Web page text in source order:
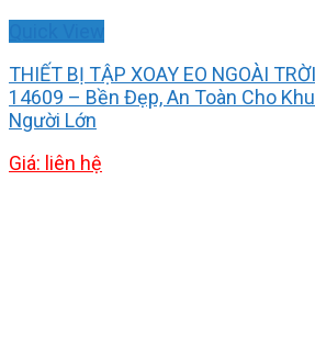
THIẾT BỊ TẬP XOAY EO NGOÀI
14609 – Bền Đẹp, An Toàn Cho
Người Lớn
Giá: liên hệ